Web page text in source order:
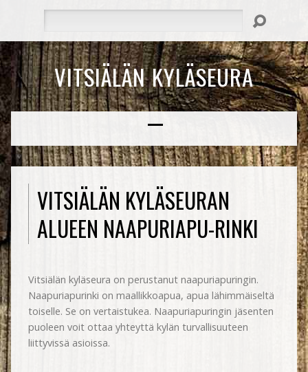
VITSIÄLÄN KYLÄSEURA
VITSIÄLÄN KYLÄSEURAN
ALUEEN NAAPURIAPU-RINKI
Vitsiälän kyläseura on perustanut naapuriapuringin.
Naapuriapurinki on maallikkoapua, apua lähimmäiseltä
toiselle. Se on vertaistukea. Naapuriapuringin jäsenten
puoleen voit ottaa yhteyttä kylän turvallisuuteen
liittyvissä asioissa.